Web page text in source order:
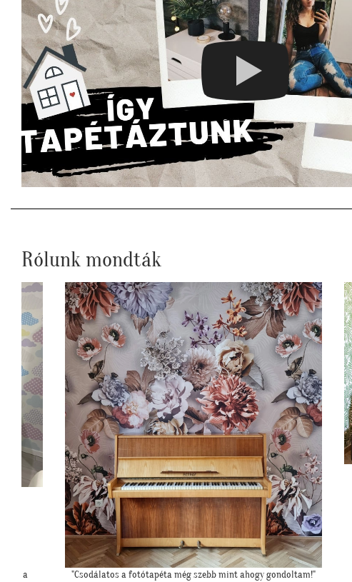
Rólunk mondták
""Elkészült a kép, gondoltam, hátha :)""